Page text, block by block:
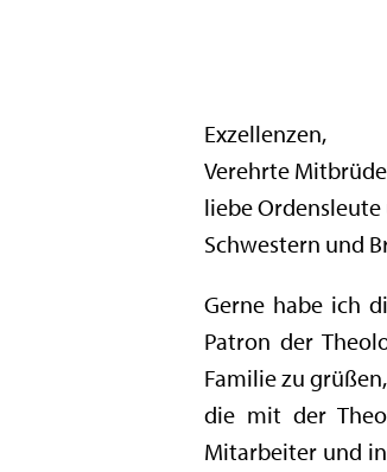
Exzellenzen,
Verehrte
liebe
Schwestern und
Gerne habe ich
Patron der
Familie zu
die mit der
Mitarbeiter und